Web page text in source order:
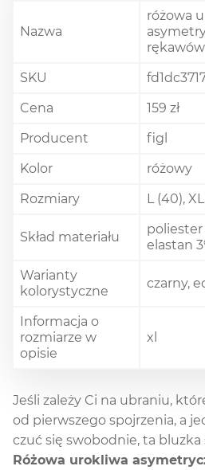
Nazwa
różowa
rękawów
SKU
Cena
159 zł
Producent
figl
Kolor
różowy
Rozmiary
L (40),
Skład materiału
poliester
elastan
Warianty
kolorystyczne
czarny,
Informacja o
rozmiarze w
opisie
xl
Jeśli zależy Ci na ubraniu,
od pierwszego spojrzenia, a
czuć się swobodnie, ta bluzka
Różowa urokliwa